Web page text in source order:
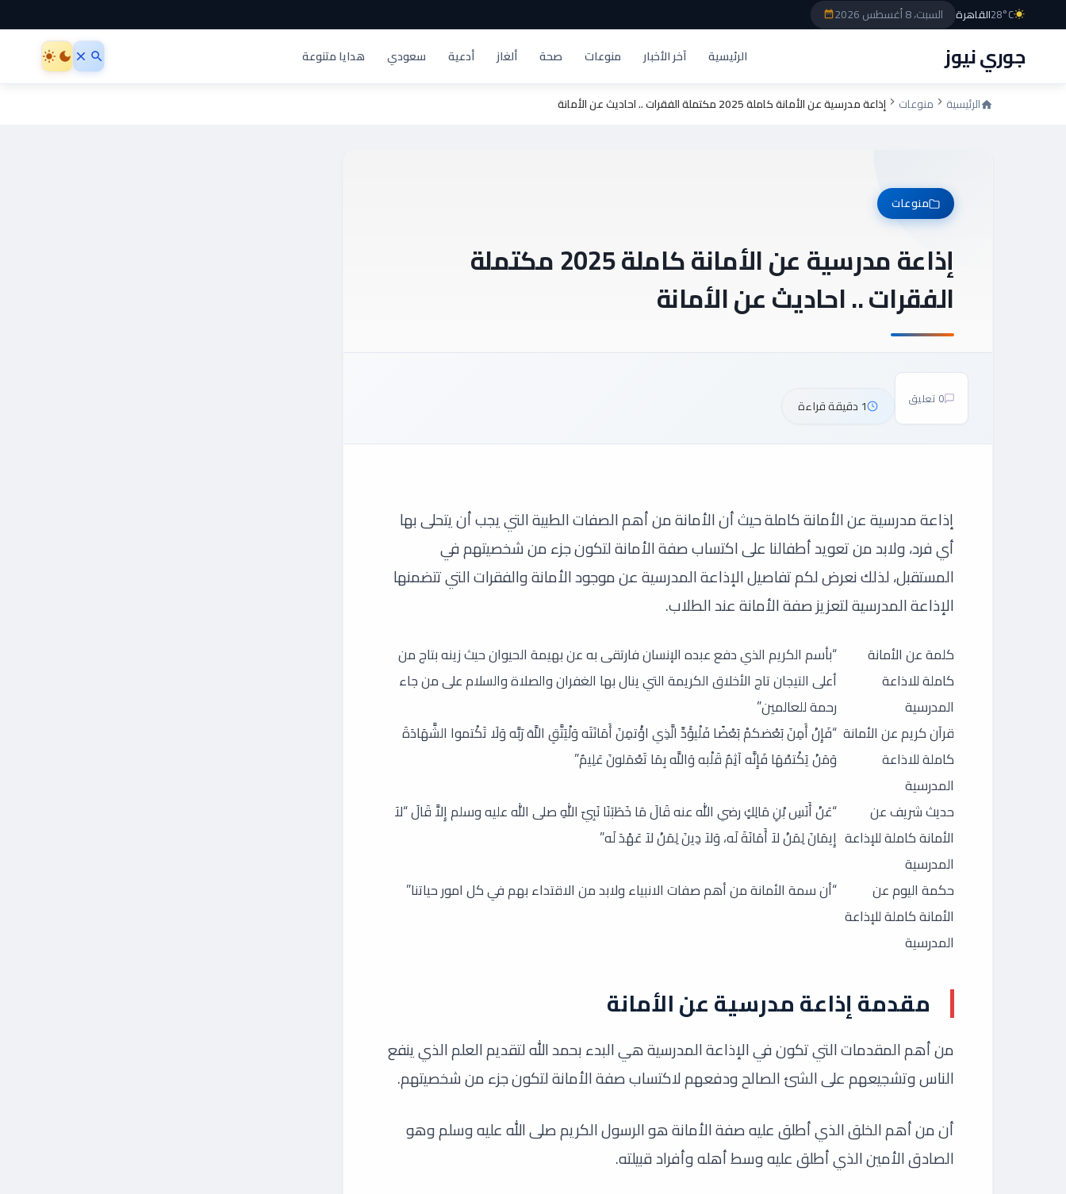
السبت، 8 أغسطس 2026 28°Cالقاهرة
جوري نيوز الرئيسية آخر الأخبار منوعات صحة ألغاز أدعية سعودي هدايا متنوعة
الرئيسية منوعات إذاعة مدرسية عن الأمانة كاملة 2025 مكتملة الفقرات .. احاديث عن الأمانة
منوعات
إذاعة مدرسية عن الأمانة كاملة 2025 مكتملة
الفقرات .. احاديث عن الأمانة
0 تعليق 1 دقيقة قراءة
إذاعة مدرسية عن الأمانة كاملة حيث أن الأمانة من أهم الصفات الطبية التي يجب أن يتحلى بها
أي فرد، ولابد من تعويد أطفالنا على اكتساب صفة الأمانة لتكون جزء من شخصيتهم في
المستقبل، لذلك نعرض لكم تفاصيل الإذاعة المدرسية عن موجود الأمانة والفقرات التي تتضمنها
الإذاعة المدرسية لتعزيز صفة الأمانة عند الطلاب.
كلمة عن الأمانة
كاملة للاذاعة
المدرسية
“بأسم الكريم الذي دفع عبده الإنسان فارتقى به عن بهيمة الحيوان حيث زينه بتاج من
أعلى التيجان تاج الأخلاق الكريمة التي ينال بها الغفران والصلاة والسلام على من جاء
رحمة للعالمين”
قرآن كريم عن الأمانة
كاملة للاذاعة
المدرسية
“فَإِنْ أَمِنَ بَعْضكمْ بَعْضًا فَلْيؤَدِّ الَّذِي اؤْتمِنَ أَمَانَتَه وَلْيَتَّقِ اللَّهَ رَبَّه وَلَا تَكْتموا الشَّهَادَةَ
وَمَنْ يَكْتمْهَا فَإِنَّه آثِمٌ قَلْبه وَاللَّه بِمَا تَعْمَلونَ عَلِيمٌ”
حديث شريف عن
الأمانة كاملة للإذاعة
المدرسية
“عَنْ أَنَسِ بْنِ مَالِكٍ رضي الله عنه قَالَ مَا خَطَبَنَا نَبِيّ اللهِ صلى الله عليه وسلم إِلاَّ قَالَ “لاَ
إِيمَانَ لِمَنْ لاَ أَمَانَةَ لَه، وَلاَ دِينَ لِمَنْ لاَ عَهْدَ لَه”
حكمة اليوم عن
الأمانة كاملة للإذاعة
المدرسية
“أن سمة الأمانة من أهم صفات الانبياء ولابد من الاقتداء بهم في كل امور حياتنا”
مقدمة إذاعة مدرسية عن الأمانة
من أهم المقدمات التي تكون في الإذاعة المدرسية هي البدء بحمد الله لتقديم العلم الذي ينفع
الناس وتشجيعهم على الشئ الصالح ودفعهم لاكتساب صفة الأمانة لتكون جزء من شخصيتهم.
أن من أهم الخلق الذي أطلق عليه صفة الأمانة هو الرسول الكريم صلى الله عليه وسلم وهو
الصادق الأمين الذي أطلق عليه وسط أهله وأفراد قبيلته.